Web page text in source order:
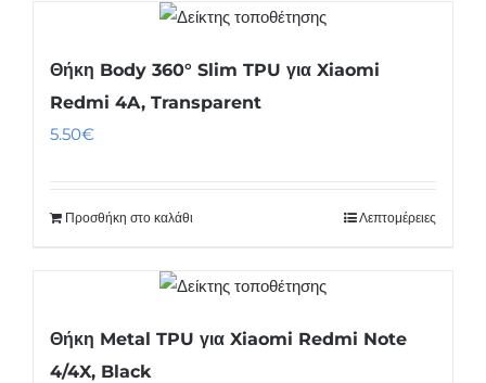
Θήκη Body 360° Slim TPU για Xiaomi
Redmi 4A, Transparent
5.50€
Προσθήκη στο καλάθι Λεπτομέρειες
Θήκη Metal TPU για Xiaomi Redmi Note
4/4X, Black